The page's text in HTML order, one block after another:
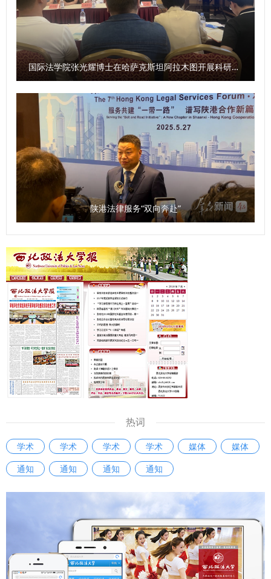
院）、国家安全学院（反恐怖主义法学院）、公安学院（公共
安全法学院）、外国语学院、图书馆以及涉外刑事法治与国别
检察司法研究中心、中亚法律查明中心、涉外法治研究中心、
非洲研究院、北大法宝西安分公司等单位的主要负责人和学生
共计140余人参加会议。 （供稿：刑事法学院 撰稿：高晓伟
审核：孙学龙）
托陕西师范大学学科优势，汇聚全省哲学社会科学力量，开展
有组织的哲学社会科学研究。2025年，陕西省哲学社会科学
研究中心将贯彻落实《条例》，按照上级主管部门要求，紧紧
围绕地方经济社会发展，在课题发布、学术研究方面聚焦延安
精神、照金精神、西迁精神开展工作；将聚焦陕西社会科学有
生力量，组建社科大军，不断扩大陕西省哲学社会科学研究中
心的学术影响力，建设服务地方经济社会发展的高端新型智
库，为地方经济社会发展贡献力量。 问：《条例》规定，本
省加强哲学社会科学科研诚信工作，建立健全教育引导、监督
惩治职责明确、高效协同的科研诚信管理体系。您如何看待这
一规定？ 袁祖社：学术诚信是十分关键的问题，是学术研究
的根本。学者在进行学术研究过程中，必须增强学术自律。学
术诚信的问题目前不仅存在于大学，也存在于一些研究机构。
问题也应该得到重视。《条例》的出台释放了信号，即哲学社
会科学研究成果的权益需要被重视。如果学者的知识产权无法
得到有效保护，必然会滋生造假现象。应该明确学术成果归
属、使用权限、收益分配等标准，加强对学术期刊、数据库平
台的监管，避免变相侵占作者权益，引导社科工作者增强维权
意识。 问：《条例》出台将产生哪些积极影响？ 马朝琦：
《条例》将会在三个方面产生积极影响。 一是进一步完善我
省哲学社会科学发展的体制机制，推动系统运行高效顺畅。
《条例》坚持党的全面领导推动哲学社会科学工作的根本要
求，进一步理顺我省哲学社会科学工作的领导体制和运行机
制，有利于相关部门在推动哲学社会科学工作高质量发展中凝
会科学发展的基本方位，推动工作实施增效提质。《条例》坚
持立足陕西实际形成陕西标识的重要要求，通过明确优化学
哲学社会科学学科体系、学术体系、话语体系的布局重点和方
位导向，利于党校、社会科学院、高等学校等哲学社会科学机
构和工作者坚定立场、明确主业、创新成果。 三是进一步激
发我省哲学社会科学发展的巨大潜能，推动成果产出精彩纷
呈。《条例》通过明确实施机制、普及职责、社会支持和宣传
动，形成了广大干部积极参与的良好局面。在9月29日—30日
举行的情景模拟展示比赛中，全体在校校领导、有关职能部门
负责人担任大赛评委，全程参加了比赛。 比赛现场，107名选
手通过随机抽题的方式，围绕模拟设置的各类问题提出解决思
路和具体举措，充分展现了学校科级干部良好的工作作风和过
硬的素质能力。经过三个环节的激烈角逐，最终，李伟弟、刘
洋荣获一等奖，崔梁凡等4位同志荣获二等奖，邵大壮等6位同
志荣获三等奖，吴亢等10位同志荣获优秀奖。 9月30日，大
赛颁奖仪式在长安校区校务楼二楼报告厅举行。校党委副书记
郭武军作总结讲话。他强调，全体科级干部要进一步强化理论
学习，提高系统学习与思考的能力；要树立正确的政绩观，把
服务师生作为成长根基与价值追求；要以“务实、担当、创
新”的优良作风，认真履职尽责，为推动学校事业高质量发展
贡献力量。 参赛选手潘龙说，“能在强手如林的比赛中获奖，
我倍感荣幸。这次经历让我深刻体会到，‘能写、会说、善思、
肯干’不仅是比赛要求，更是做好教学管理服务工作的基石。我
将把这份收获带回一线，继续当好连接师生、保障教学的‘螺丝
钉’，在平凡的岗位上为学校事业发展贡献自己全部的力量”。
以赛提能，锻造素质过硬干部队伍 本次比赛是加强学校干部
队伍建设的有力举措，也是推动广大干部大学习、大练兵、大
比武的重要手段，为全体科级干部搭建了学习、交流和展示的
舞台，全面检验了科级干部的理论素养、专业能力与综合素
质，有效激发了广大干部干事创业、争先创优的工作热情。
一次难得的能力锻炼与自我审视契机。让我清晰看到了自己的
知识盲区和能力短板。我将以此次比赛为新起点，立足工作实
际查漏补缺，加强学习、努力工作，以更好的精神状态和能力
水平履职尽责。” “我深深感受到，这不仅仅是一场比赛，更是
更加明确了作为一名科级干部所肩负的责任与使命，激励我未
来要立足本职岗位，不断提升服务师生、推动发展的能力与水
平。”参赛选手刘俊洁说。 本次比赛通过“以赛促学、以赛促
训、以赛提能”的创新形式，有效激发了年轻干部干事创业的
激情，提高了干部的业务能力和综合素质。学校将以本次比赛
国际法学院张光耀博士在哈萨克斯坦阿拉木图开展科研与社会服务活动
陕港法律服务“双向奔赴”
热词
学术 学术 学术 学术 媒体
媒体
通知
通知 通知 通知